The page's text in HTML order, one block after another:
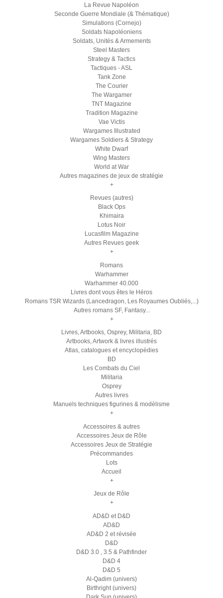
La Revue Napoléon
Seconde Guerre Mondiale (& Thématique)
Simulations (Cornejo)
Soldats Napoléoniens
Soldats, Unités & Armements
Steel Masters
Strategy & Tactics
Tactiques - ASL
Tank Zone
The Courier
The Wargamer
TNT Magazine
Tradition Magazine
Vae Victis
Wargames Illustrated
Wargames Soldiers & Strategy
White Dwarf
Wing Masters
World at War
Autres magazines de jeux de stratégie
+
Revues (autres)
Black Ops
Khimaira
Lotus Noir
Lucasfilm Magazine
Autres Revues geek
+
Romans
Warhammer
Warhammer 40.000
Livres dont vous êtes le Héros
Romans TSR Wizards (Lancedragon, Les Royaumes Oubliés,...)
Autres romans SF, Fantasy...
+
Livres, Artbooks, Osprey, Militaria, BD
Artbooks, Artwork & livres illustrés
Atlas, catalogues et encyclopédies
BD
Les Combats du Ciel
Militaria
Osprey
Autres livres
Manuels techniques figurines & modélisme
+
Accessoires & autres
Accessoires Jeux de Rôle
Accessoires Jeux de Stratégie
Précommandes
Lots
Accueil
+
Jeux de Rôle
+
AD&D et D&D
AD&D
AD&D 2 et révisée
D&D
D&D 3.0 , 3.5 & Pathfinder
D&D 4
D&D 5
Al-Qadim (univers)
Birthright (univers)